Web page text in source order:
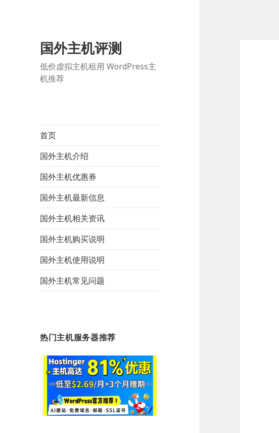
国外主机评测
低价虚拟主机租用 WordPress主
机推荐
首页
国外主机介绍
国外主机优惠券
国外主机最新信息
国外主机相关资讯
国外主机购买说明
国外主机使用说明
国外主机常见问题
热门主机服务器推荐